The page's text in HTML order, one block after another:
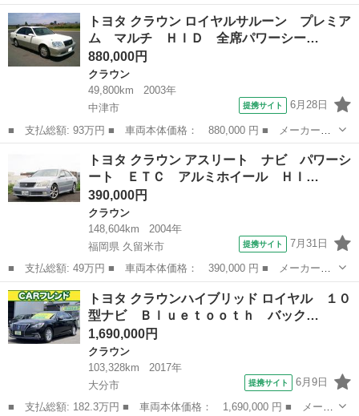
名： トヨタ ■ 車種名： クラウン ■ グレード名： ロイヤルサ
ルーン ディスプレイオーディオ エアコン パワーステアリング
パワーウィ...
大分 大分市 クラウン
トヨタ クラウン ロイヤルサルーン プレミア
ム マルチ ＨＩＤ 全席パワーシー…
880,000円
クラウン
49,800km
2003年
中津市
提携サイト 6月28日
■ 支払総額: 93万円 ■ 車両本体価格： 880,000 円 ■ メーカー
名： トヨタ ■ 車種名： クラウン ■ グレード名： ロイヤルサ
ルーン プレミアム マルチ ＨＩＤ 全席パワーシート オートク
ルーズ キーレス...
クラウン
トヨタ クラウン アスリート ナビ パワーシ
ート ＥＴＣ アルミホイール ＨＩ…
390,000円
クラウン
148,604km
2004年
福岡県 久留米市
提携サイト 7月31日
■ 支払総額: 49万円 ■ 車両本体価格： 390,000 円 ■ メーカー
名： トヨタ ■ 車種名： クラウン ■ グレード名： アスリー
ト ナビ パワーシート ＥＴＣ アルミホイール ＨＩＤヘッドラ
ンプ ■ 排気量：...
福岡 久留米市 クラウン
トヨタ クラウンハイブリッド ロイヤル １０
型ナビ Ｂｌｕｅｔｏｏｔｈ バック…
1,690,000円
クラウン
103,328km
2017年
大分市
提携サイト 6月9日
■ 支払総額: 182.3万円 ■ 車両本体価格： 1,690,000 円 ■ メーカ